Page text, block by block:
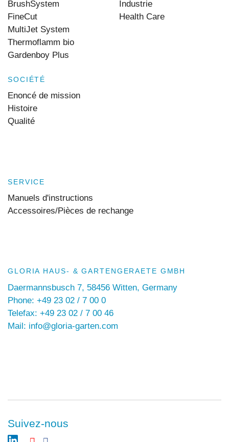
BrushSystem
FineCut
MultiJet System
Thermoflamm bio
Gardenboy Plus
Industrie
Health Care
SOCIÉTÉ
Enoncé de mission
Histoire
Qualité
SERVICE
Manuels d'instructions
Accessoires/Pièces de rechange
GLORIA HAUS- & GARTENGERAETE GMBH
Daermannsbusch 7, 58456 Witten, Germany
Phone: +49 23 02 / 7 00 0
Telefax: +49 23 02 / 7 00 46
Mail: info@gloria-garten.com
Suivez-nous